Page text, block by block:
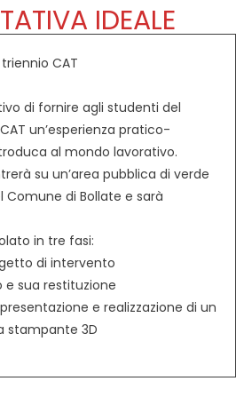
IDEALE
CAT
di fornire agli studenti del
un’esperienza pratico-
al mondo lavorativo.
su un’area pubblica di verde
Comune di Bollate e sarà
in tre fasi:
di intervento
e sua restituzione
e realizzazione di un
stampante 3D